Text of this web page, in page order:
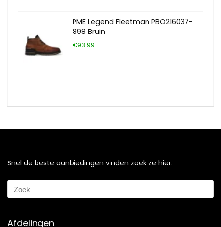
PME Legend Fleetman PBO216037-
898 Bruin
€93.99
Snel de beste aanbiedingen vinden zoek ze hier:
Afdelingen